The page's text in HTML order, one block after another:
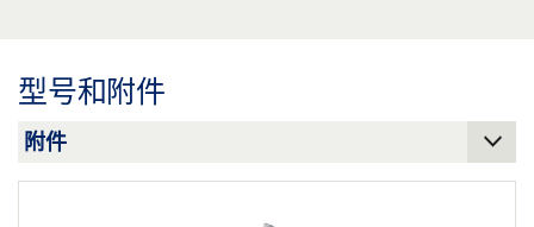
IQ LOCK C DL 7265
下载 (.PDF | 3 MB)
型号和附件